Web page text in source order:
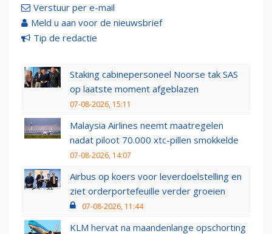
Verstuur per e-mail
Meld u aan voor de nieuwsbrief
Tip de redactie
Staking cabinepersoneel Noorse tak SAS
op laatste moment afgeblazen
07-08-2026, 15:11
Malaysia Airlines neemt maatregelen
nadat piloot 70.000 xtc-pillen smokkelde
07-08-2026, 14:07
Airbus op koers voor leverdoelstelling en
ziet orderportefeuille verder groeien
07-08-2026, 11:44
KLM hervat na maandenlange opschorting